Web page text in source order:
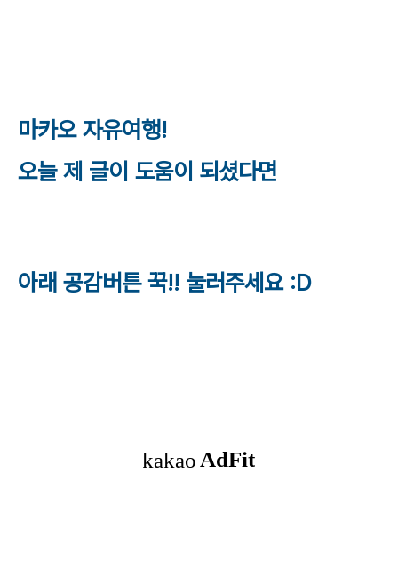
마카오 자유여행!
오늘 제 글이 도움이 되셨다면
아래 공감버튼 꾹!! 눌러주세요 :D